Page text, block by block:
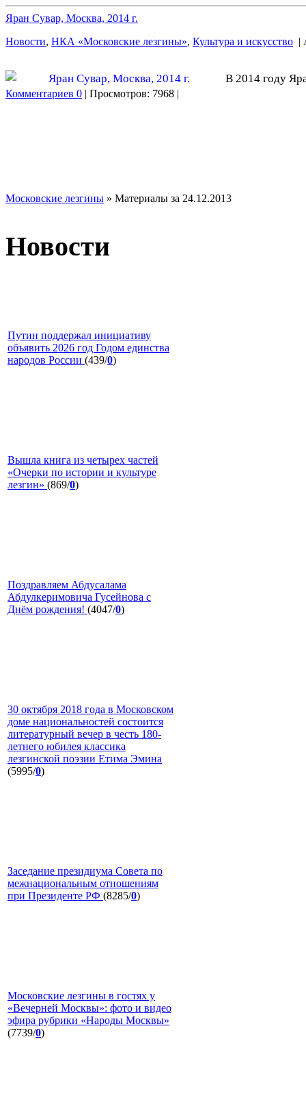
Яран Сувар, Москва, 2014 г.
Новости, НКА «Московские лезгины», Культура и искусство |
В 2014 году
Комментариев 0 | Просмотров: 7968 |
Московские лезгины » Материалы за 24.12.2013
Новости
Путин поддержал инициативу
объявить 2026 год Годом единства
народов России (439/0)
Вышла книга из четырех частей
«Очерки по истории и культуре
лезгин» (869/0)
Поздравляем Абдусалама
Абдулкеримовича Гусейнова с
Днём рождения! (4047/0)
30 октября 2018 года в Московском
доме национальностей состоится
литературный вечер в честь 180-
летнего юбилея классика
лезгинской поэзии Етима Эмина
(5995/0)
Заседание президиума Совета по
межнациональным отношениям
при Президенте РФ (8285/0)
Московские лезгины в гостях у
«Вечерней Москвы»: фото и видео
эфира рубрики «Народы Москвы»
(7739/0)